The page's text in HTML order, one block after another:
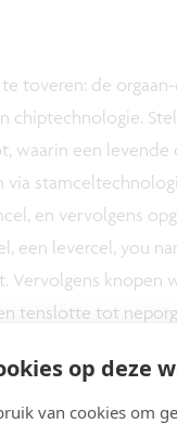
op deze
van cookies om
toveren: de
chiptechnologie.
waarin een levende
via
en vervolgens
een levercel, you
Vervolgens knopen
tenslotte tot
die met minuscule
en
na te bouwen,